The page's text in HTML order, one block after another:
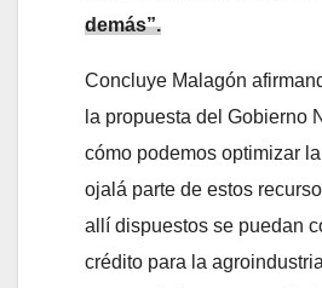
demás”.
Concluye Malagón
la propuesta del Gobierno
cómo podemos optimizar
ojalá parte de estos
allí dispuestos se puedan
crédito para la